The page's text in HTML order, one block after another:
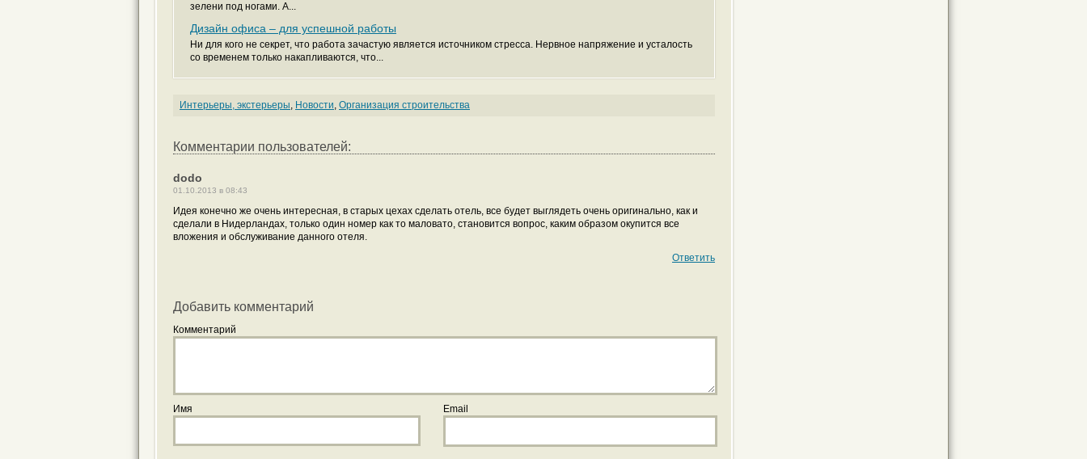
зелени под ногами. А...
Дизайн офиса – для успешной работы
Ни для кого не секрет, что работа зачастую является источником стресса. Нервное напряжение и усталость
со временем только накапливаются, что...
Интерьеры, экстерьеры, Новости, Организация строительства
Комментарии пользователей:
dodo
01.10.2013 в 08:43
Идея конечно же очень интересная, в старых цехах сделать отель, все будет выглядеть очень оригинально, как и
сделали в Нидерландах, только один номер как то маловато, становится вопрос, каким образом окупится все
вложения и обслуживание данного отеля.
Ответить
Добавить комментарий
Комментарий
Имя Email